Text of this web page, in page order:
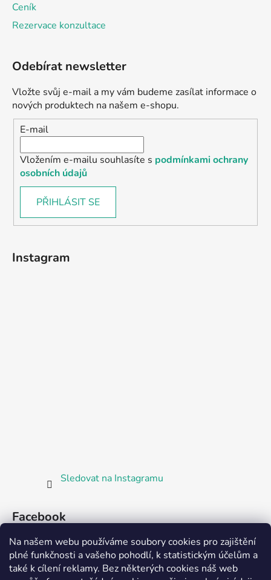
Na našem webu používáme soubory cookies pro zajištění
plné funkčnosti a vašeho pohodlí, k statistickým účelům a
také k cílení reklamy. Bez některých cookies náš web
Ceník
Rezervace konzultace
Odebírat newsletter
Vložte svůj e-mail a my vám budeme zasílat informace o
nových produktech na našem e-shopu.
E-mail
Vložením e-mailu souhlasíte s podmínkami ochrany
osobních údajů
PŘIHLÁSIT SE
Instagram
Sledovat na Instagramu
Facebook